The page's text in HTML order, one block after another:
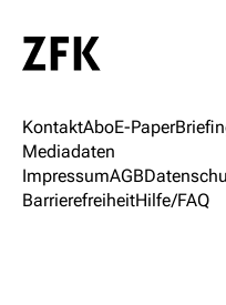
KontaktAboE-Paper
Mediadaten
ImpressumAGB
BarrierefreiheitHilfe/FAQ